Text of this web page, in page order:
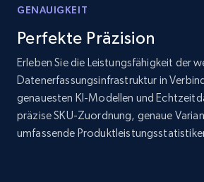
specified UPC
URL, Domain, Country code,
Sku, Product id, Product name,
and more.
2.1K+ 352+
GENAUIGKEIT
Perfekte Präzision
Erleben Sie die Leistungsfähigkeit der
Datenerfassungsinfrastruktur in
genauesten KI-Modellen und
präzise SKU-Zuordnung, genaue
umfassende